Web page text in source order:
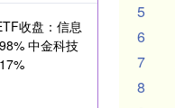
5
6
7
8